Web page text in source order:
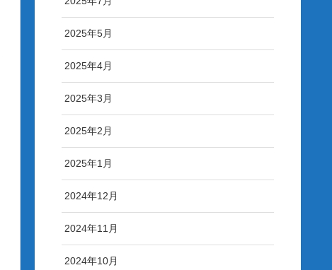
2025年5月
2025年4月
2025年3月
2025年2月
2025年1月
2024年12月
2024年11月
2024年10月